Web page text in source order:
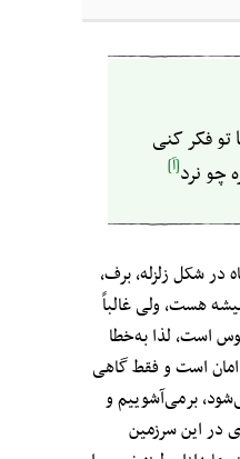
فکر کنی
چو نرد[آ]
در شکل زلزله، برف،
هست، ولی غالباً
است، لذا به‌خطا
است و فقط گاهی
برمی‌آشوییم و
در این سرزمین